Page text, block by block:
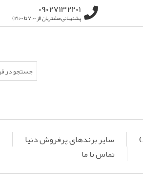
09027132201
پشتیبانی مشتریان (از 7:00 تا 21:00)
سایر برندهای پرفروش دنیا
تماس با ما